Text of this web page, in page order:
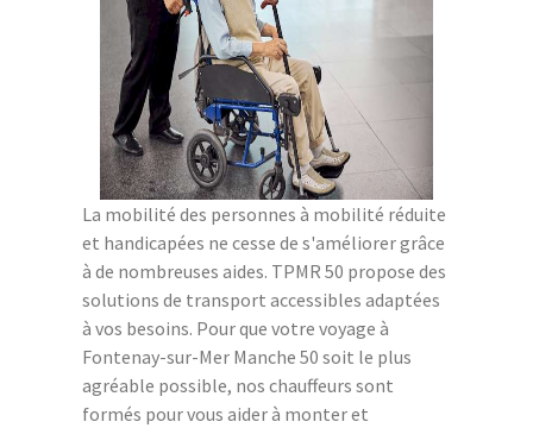
La mobilité des personnes à mobilité réduite
et handicapées ne cesse de s'améliorer grâce
à de nombreuses aides. TPMR 50 propose des
solutions de transport accessibles adaptées
à vos besoins. Pour que votre voyage à
Fontenay-sur-Mer Manche 50 soit le plus
agréable possible, nos chauffeurs sont
formés pour vous aider à monter et